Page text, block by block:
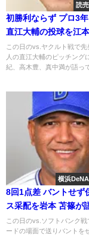
読
初勝利ならず プロ3年
直江大輔の投球を江
が語る
この日のvs.ヤクルト戦で
人の直江大輔のピッチング
紀、高木豊、真中満が語っ
横浜
8回1点差 バントせず
ス采配を岩本 苫篠が
2019.6.16
この日のvs.ソフトバンク戦
ードの場面で送りバントを